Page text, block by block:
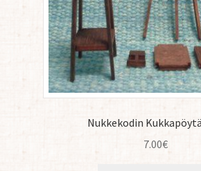
Nukkekodin
7.00€